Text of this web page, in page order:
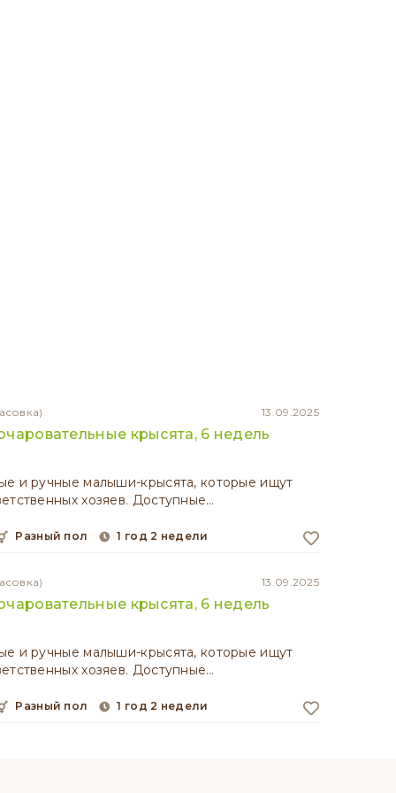
13.09.2025
крысята, 6 недель
и ручные малыши-крысята, которые ищут
хозяев. Доступные…
разный пол 1 год 2 недели
13.09.2025
крысята, 6 недель
и ручные малыши-крысята, которые ищут
хозяев. Доступные…
разный пол 1 год 2 недели